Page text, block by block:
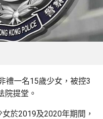
禮一名15歲少女，被控3
院提堂。
於2019及2020年期間，